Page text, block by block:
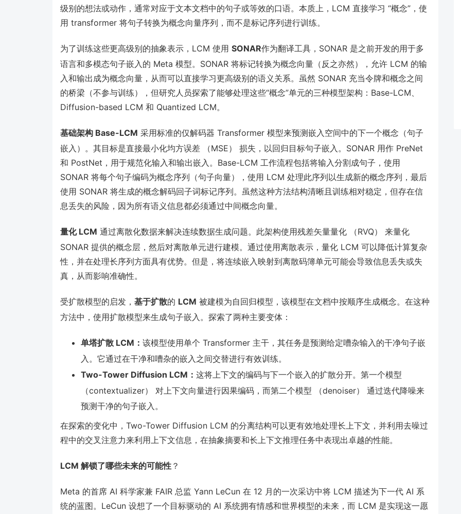
级别的想法或动作，通常对应于文本文档中的句子或等效的口语。本质上，LCM 直接学习 “概念”，使
用 transformer 将句子转换为概念向量序列，而不是标记序列进行训练。
为了训练这些更高级别的抽象表示，LCM 使用 SONAR作为翻译工具，SONAR 是之前开发的用于多
语言和多模态句子嵌入的 Meta 模型。SONAR 将标记转换为概念向量（反之亦然），允许 LCM 的输
入和输出成为概念向量，从而可以直接学习更高级别的语义关系。虽然 SONAR 充当令牌和概念之间
的桥梁（不参与训练），但研究人员探索了能够处理这些“概念”单元的三种模型架构：Base-LCM、
Diffusion-based LCM 和 Quantized LCM。
基础架构 Base-LCM 采用标准的仅解码器 Transformer 模型来预测嵌入空间中的下一个概念（句子
嵌入）。其目标是直接最小化均方误差 （MSE） 损失，以回归目标句子嵌入。SONAR 用作 PreNet
和 PostNet，用于规范化输入和输出嵌入。Base-LCM 工作流程包括将输入分割成句子，使用
SONAR 将每个句子编码为概念序列（句子向量），使用 LCM 处理此序列以生成新的概念序列，最后
使用 SONAR 将生成的概念解码回子词标记序列。虽然这种方法结构清晰且训练相对稳定，但存在信
息丢失的风险，因为所有语义信息都必须通过中间概念向量。
量化 LCM 通过离散化数据来解决连续数据生成问题。此架构使用残差矢量量化 （RVQ） 来量化
SONAR 提供的概念层，然后对离散单元进行建模。通过使用离散表示，量化 LCM 可以降低计算复杂
性，并在处理长序列方面具有优势。但是，将连续嵌入映射到离散码簿单元可能会导致信息丢失或失
真，从而影响准确性。
受扩散模型的启发， 基于扩散的 LCM 被建模为自回归模型，该模型在文档中按顺序生成概念。在这种
方法中，使用扩散模型来生成句子嵌入。探索了两种主要变体：
单塔扩散 LCM： 该模型使用单个 Transformer 主干，其任务是预测给定嘈杂输入的干净句子嵌
入。它通过在干净和嘈杂的嵌入之间交替进行有效训练。
Two-Tower Diffusion LCM ： 这将上下文的编码与下一个嵌入的扩散分开。第一个模型
（contextualizer） 对上下文向量进行因果编码，而第二个模型 （denoiser） 通过迭代降噪来
预测干净的句子嵌入。
在探索的变化中，Two-Tower Diffusion LCM 的分离结构可以更有效地处理长上下文，并利用去噪过
程中的交叉注意力来利用上下文信息，在抽象摘要和长上下文推理任务中表现出卓越的性能。
LCM 解锁了哪些未来的可能性 ？
Meta 的首席 AI 科学家兼 FAIR 总监 Yann LeCun 在 12 月的一次采访中将 LCM 描述为下一代 AI 系
统的蓝图。LeCun 设想了一个目标驱动的 AI 系统拥有情感和世界模型的未来，而 LCM 是实现这一愿